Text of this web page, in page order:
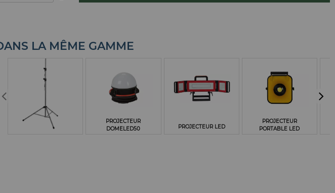
LA MÊME GAMME
PIED TELESCOPIQUE
PROJECTEUR
DOMELED50
PROJECTEUR LED
PROJECTEUR
PORTABLE LED